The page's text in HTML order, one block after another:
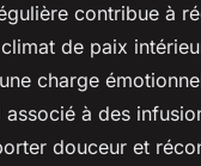
contribue à
de paix
charge
associé à des
douceur et